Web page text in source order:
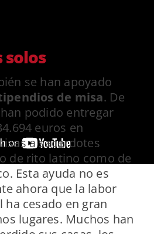
solos
se han apoyado
de misa. De
podido entregar
euros en
a sacerdotes
de rito latino como de
Esta ayuda no es
ahora que la labor
cesado en gran
lugares. Muchos han